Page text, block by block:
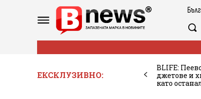
ЕКСКЛУЗИВНО:
BLIFE:
джетове и
като